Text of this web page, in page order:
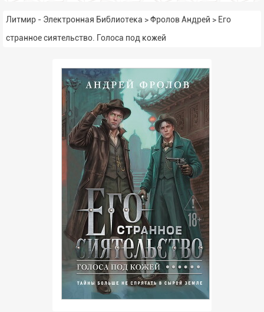
Литмир - Электронная Библиотека >Фролов Андрей > Его
странное сиятельство. Голоса под кожей